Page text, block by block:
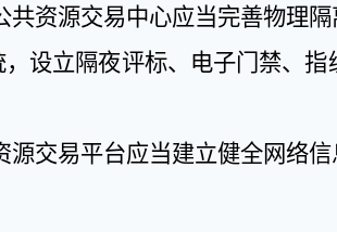
共资源交易中心应当完善物理
设立隔夜评标、电子门禁、
源交易平台应当建立健全网络